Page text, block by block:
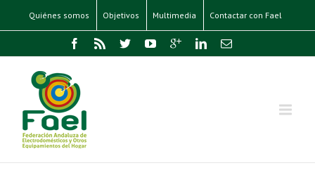
Quiénes somos Objetivos Multimedia Contactar con Fael